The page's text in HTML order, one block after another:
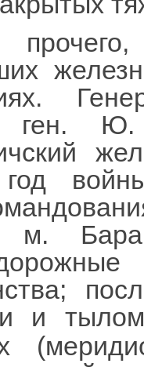
ген. Ю.
м.
и